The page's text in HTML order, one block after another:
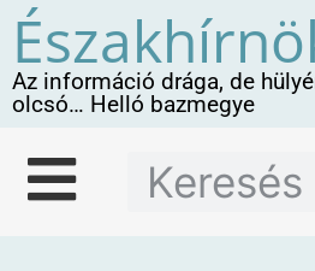
Az információ drága, de
olcsó… Helló bazmegye